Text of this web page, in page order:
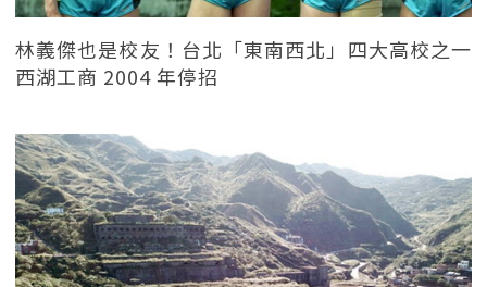
林義傑也是校友！台北「東南西北」四大高校之一
西湖工商 2004 年停招